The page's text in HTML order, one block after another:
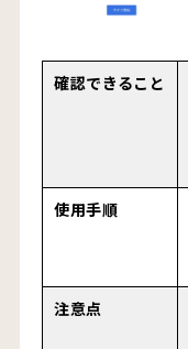
確認できること
使用手順
注意点